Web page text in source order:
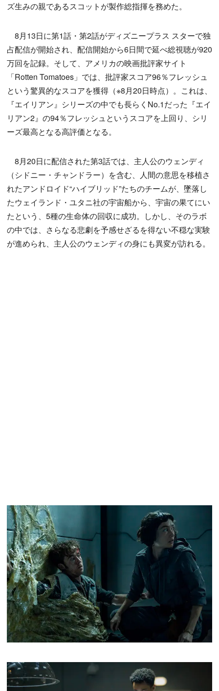
ズ生みの親であるスコットが製作総指揮を務めた。
8月13日に第1話・第2話がディズニープラス スターで独
占配信が開始され、配信開始から6日間で延べ総視聴が920
万回を記録。そして、アメリカの映画批評家サイト
「Rotten Tomatoes」では、批評家スコア96％フレッシュ
という驚異的なスコアを獲得（※8月20日時点）。これは、
『エイリアン』シリーズの中でも長らくNo.1だった『エイ
リアン2』の94％フレッシュというスコアを上回り、シリ
ーズ最高となる高評価となる。
8月20日に配信された第3話では、主人公のウェンディ
（シドニー・チャンドラー）を含む、人間の意思を移植さ
れたアンドロイド“ハイブリッド”たちのチームが、墜落し
たウェイランド・ユタニ社の宇宙船から、宇宙の果てにい
たという、5種の生命体の回収に成功。しかし、そのラボ
の中では、さらなる悲劇を予感せざるを得ない不穏な実験
が進められ、主人公のウェンディの身にも異変が訪れる。